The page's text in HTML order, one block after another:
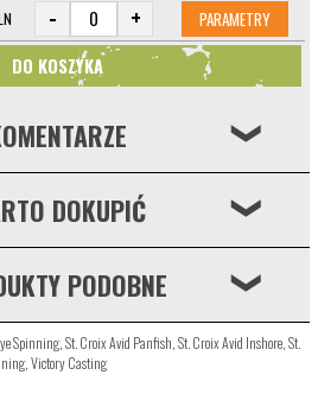
- + PARAMETRY
❮
DOKUPIĆ ❮
PODOBNE ❮
Spinning,St. Croix Avid Panfish,St. Croix Avid Inshore,St.
,Victory Casting